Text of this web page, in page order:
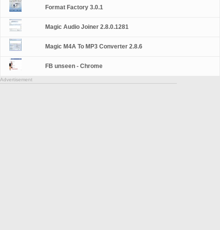
Format Factory 3.0.1
Magic Audio Joiner 2.8.0.1281
Magic M4A To MP3 Converter 2.8.6
FB unseen - Chrome
Advertisement